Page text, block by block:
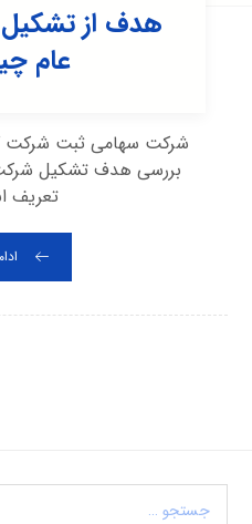
هدف از
عام
شرکت سهامی ثبت شرکت
بررسی هدف تشکیل شرکت
تعریف